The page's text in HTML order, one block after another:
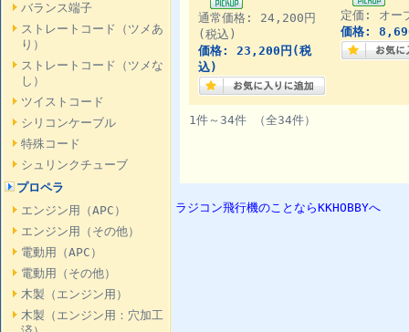
バランス端子
ストレートコード（ツメあ
り）
ストレートコード（ツメな
し）
ツイストコード
シリコンケーブル
特殊コード
シュリンクチューブ
プロペラ
エンジン用（APC）
エンジン用（その他）
電動用（APC）
電動用（その他）
木製（エンジン用）
木製（エンジン用：穴加工
通常価格: 24,200円
(税込)
価格: 23,200円(税
込)
定価: オー
価格:
1件～34件 （全34件）
ラジコン飛行機のことならKKHOBBYへ